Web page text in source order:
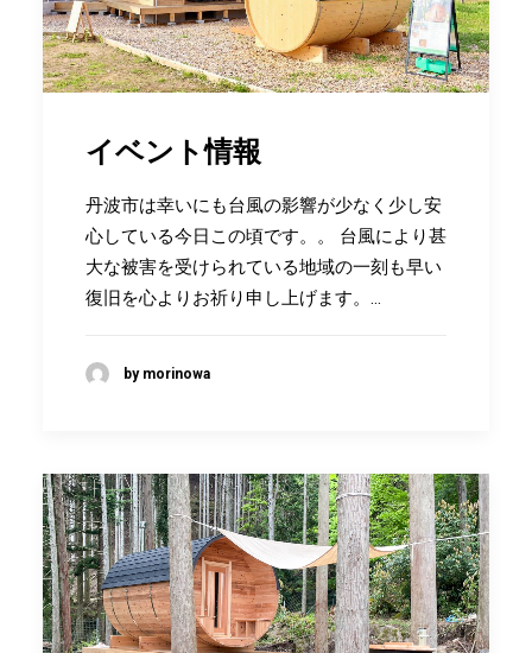
イベント情報
丹波市は幸いにも台風の影響が少なく少し安
心している今日この頃です。。 台風により甚
大な被害を受けられている地域の一刻も早い
復旧を心よりお祈り申し上げます。…
by morinowa